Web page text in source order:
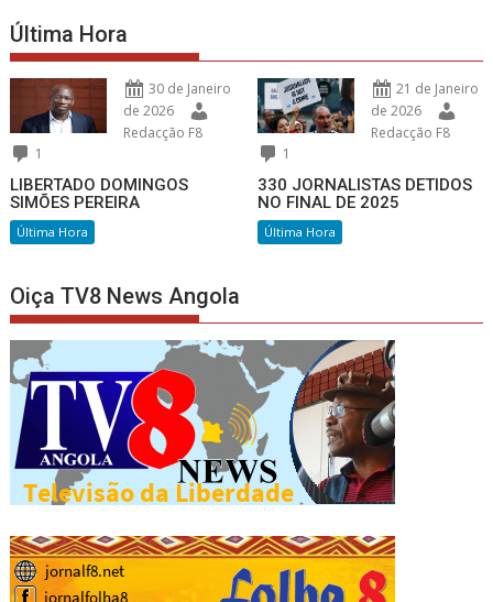
Última Hora
30 de Janeiro
de 2026
Redacção F8
1
LIBERTADO DOMINGOS
SIMÕES PEREIRA
Última Hora
21 de Janeiro
de 2026
Redacção F8
1
330 JORNALISTAS DETIDOS
NO FINAL DE 2025
Última Hora
Oiça TV8 News Angola